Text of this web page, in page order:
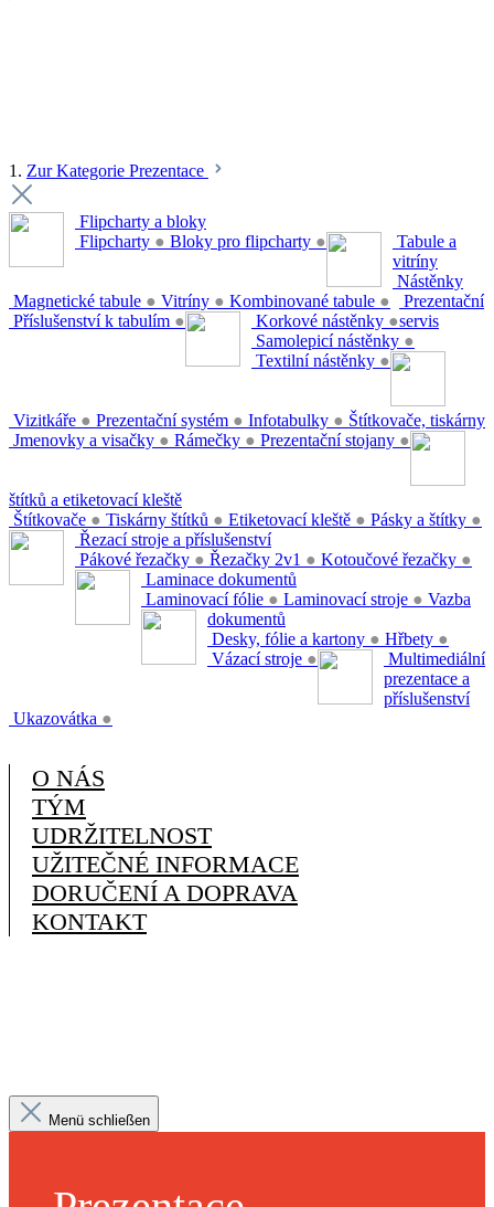
1. Zur Kategorie Prezentace
Flipcharty a bloky
Flipcharty ● Bloky pro flipcharty ●
Tabule a
vitríny
Magnetické tabule ● Vitríny ● Kombinované tabule ●
Příslušenství k tabulím ●
Nástěnky
Korkové nástěnky ●
Samolepicí nástěnky ●
Textilní nástěnky ●
Prezentační
servis
Vizitkáře ● Prezentační systém ● Infotabulky ●
Jmenovky a visačky ● Rámečky ● Prezentační stojany ●
Štítkovače, tiskárny
štítků a etiketovací kleště
Štítkovače ● Tiskárny štítků ● Etiketovací kleště ● Pásky a štítky ●
Řezací stroje a příslušenství
Pákové řezačky ● Řezačky 2v1 ● Kotoučové řezačky ●
Laminace dokumentů
Laminovací fólie ● Laminovací stroje ● Vazba
dokumentů
Desky, fólie a kartony ● Hřbety ●
Vázací stroje ●
Multimediální
prezentace a
příslušenství
Ukazovátka ●
O NÁS
TÝM
UDRŽITELNOST
UŽITEČNÉ INFORMACE
DORUČENÍ A DOPRAVA
KONTAKT
Menü schließen